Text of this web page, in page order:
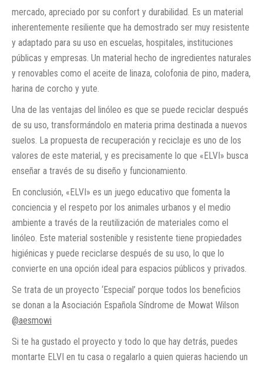
mercado, apreciado por su confort y durabilidad. Es un material
inherentemente resiliente que ha demostrado ser muy resistente
y adaptado para su uso en escuelas, hospitales, instituciones
públicas y empresas. Un material hecho de ingredientes naturales
y renovables como el aceite de linaza, colofonia de pino, madera,
harina de corcho y yute.
Una de las ventajas del linóleo es que se puede reciclar después
de su uso, transformándolo en materia prima destinada a nuevos
suelos. La propuesta de recuperación y reciclaje es uno de los
valores de este material, y es precisamente lo que «ELVI» busca
enseñar a través de su diseño y funcionamiento.
En conclusión, «ELVI» es un juego educativo que fomenta la
conciencia y el respeto por los animales urbanos y el medio
ambiente a través de la reutilización de materiales como el
linóleo. Este material sostenible y resistente tiene propiedades
higiénicas y puede reciclarse después de su uso, lo que lo
convierte en una opción ideal para espacios públicos y privados.
Se trata de un proyecto ‘Especial’ porque todos los beneficios
se donan a la Asociación Española Síndrome de Mowat Wilson
@aesmowi
Si te ha gustado el proyecto y todo lo que hay detrás, puedes
montarte ELVI en tu casa o regalarlo a quien quieras haciendo un